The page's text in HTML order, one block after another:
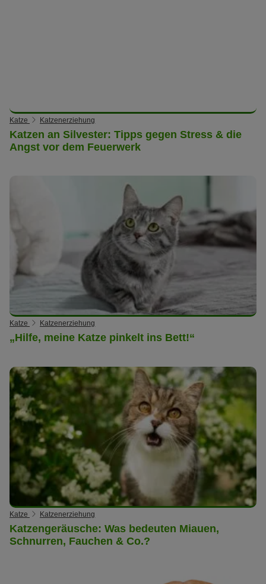
Katze Katzenerziehung
Katzen an Silvester: Tipps gegen Stress & die
Angst vor dem Feuerwerk
Katze Katzenerziehung
„Hilfe, meine Katze pinkelt ins Bett!“
Katze Katzenerziehung
Katzengeräusche: Was bedeuten Miauen,
Schnurren, Fauchen & Co.?